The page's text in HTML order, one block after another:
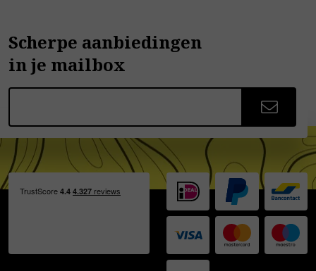
Scherpe aanbiedingen
in je mailbox